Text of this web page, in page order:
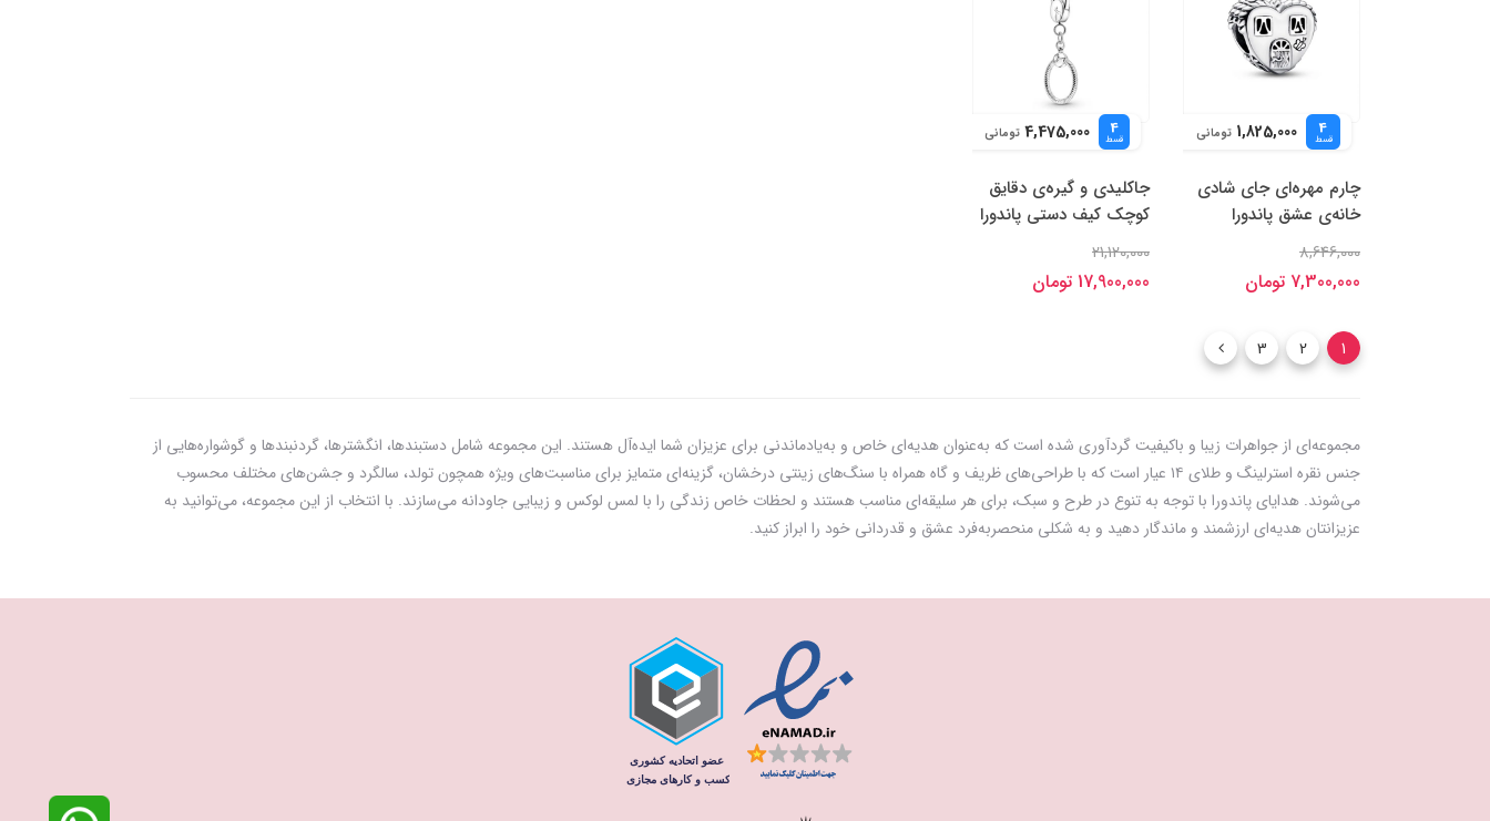
4
قسط 1,825,000 تومانی
چارم مهره‌ای جای شادی
خانه‌ی عشق پاندورا
8,646,000
7,300,000 تومان
4
قسط 4,475,000 تومانی
جاکلیدی و گیره‌ی دقایق
کوچک کیف دستی پاندورا
21,120,000
17,900,000 تومان
1
2
3
مجموعه‌ای از جواهرات زیبا و باکیفیت گردآوری شده است که به‌عنوان هدیه‌ای خاص و به‌یادماندنی برای عزیزان شما ایده‌آل هستند. این مجموعه شامل دستبندها، انگشترها، گردنبندها و گوشواره‌هایی از
جنس نقره استرلینگ و طلای ۱۴ عیار است که با طراحی‌های ظریف و گاه همراه با سنگ‌های زینتی درخشان، گزینه‌ای متمایز برای مناسبت‌های ویژه همچون تولد، سالگرد و جشن‌های مختلف محسوب
می‌شوند. هدایای پاندورا با توجه به تنوع در طرح و سبک، برای هر سلیقه‌ای مناسب هستند و لحظات خاص زندگی را با لمس لوکس و زیبایی جاودانه می‌سازند. با انتخاب از این مجموعه، می‌توانید به
عزیزانتان هدیه‌ای ارزشمند و ماندگار دهید و به شکلی منحصربه‌فرد عشق و قدردانی خود را ابراز کنید.